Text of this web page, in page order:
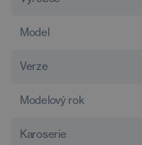
Model
Verze
Modelový rok
Karoserie